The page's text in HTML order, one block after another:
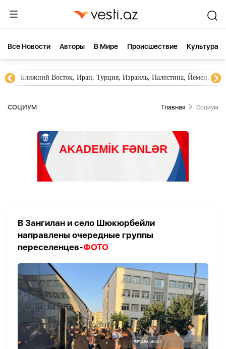
Все Новости Aвторы В Мире Происшествие Культура
Ближний Восток, Иран, Турция, Израиль, Палестина, Йемен,
СОЦИУМ Главная Социум
В Зангилан и село Шюкюрбейли
направлены очередные группы
переселенцев-ФОТО